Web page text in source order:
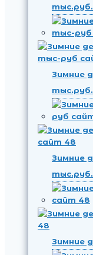
тыс.руб.
Зимние
тыс.руб.
Зимние
тыс.руб.
Зимние